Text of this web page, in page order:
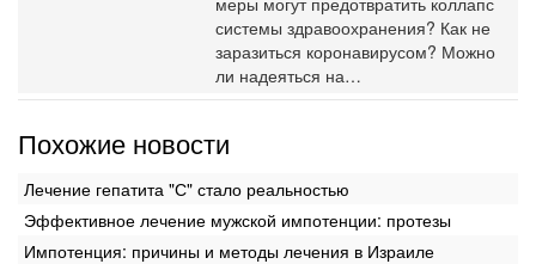
системы здравоохранения? Как не
заразиться коронавирусом? Можно
ли надеяться на…
Похожие новости
Лечение гепатита "С" стало реальностью
Эффективное лечение мужской импотенции: протезы
Импотенция: причины и методы лечения в Израиле